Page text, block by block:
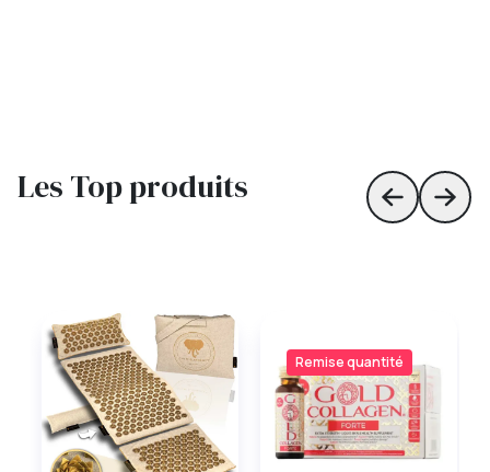
Les Top produits
Skip toSkip
Remise quantité